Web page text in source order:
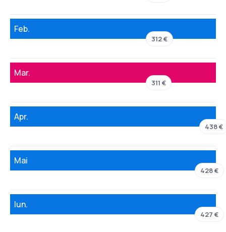
Feb.
312 €
Mar.
311 €
Apr.
438 €
Mai
428 €
Iun.
427 €